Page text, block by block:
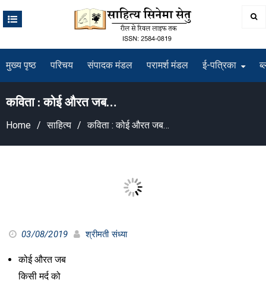
मुख्य पृष्ठ परिचय संपादक मंडल परामर्श मंडल ई-पत्रिका
कविता : कोई औरत जब…
Home साहित्य कविता : कोई औरत जब…
03/08/2019 श्रीमती संध्या
कोई औरत जब
किसी मर्द को